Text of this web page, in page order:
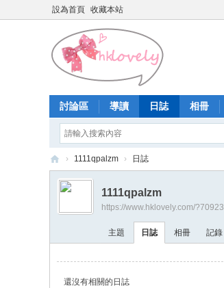
設為首頁 收藏本站
討論區 導讀 日誌 相冊
香
少
› 1111qpalzm › 日誌
1111qpalzm
https://www.hklovely.com/?70923
主題 日誌 相冊 記錄
還沒有相關的日誌